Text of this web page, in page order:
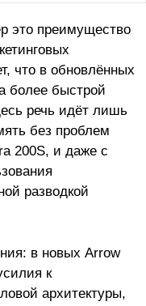
это преимущество
что в обновлённых
более быстрой
речь идёт лишь
без проблем
200S, и даже с
разводкой
в новых Arrow
к
архитектуры,